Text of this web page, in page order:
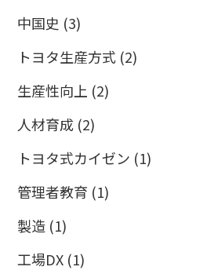
中国史 (3)
トヨタ生産方式 (2)
生産性向上 (2)
人材育成 (2)
トヨタ式カイゼン (1)
管理者教育 (1)
製造 (1)
工場DX (1)